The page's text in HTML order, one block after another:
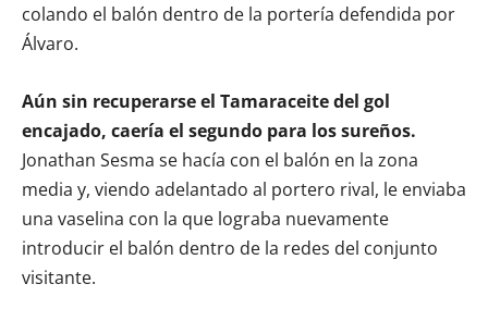
colando el balón dentro de la portería defendida por
Álvaro.
Aún sin recuperarse el Tamaraceite del gol
encajado, caería el segundo para los sureños.
Jonathan Sesma se hacía con el balón en la zona
media y, viendo adelantado al portero rival, le enviaba
una vaselina con la que lograba nuevamente
introducir el balón dentro de la redes del conjunto
visitante.